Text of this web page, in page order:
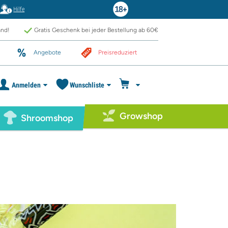
Hilfe
Gratis Geschenk bei jeder Bestellung ab 60€
Angebote Preisreduziert
Anmelden Wunschliste
Shroomshop Growshop